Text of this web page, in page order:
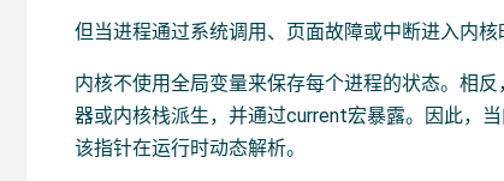
但当进程通过系统调用、页面故障或中断进入内
内核不使用全局变量来保存每个进程的状态。相
器或内核栈派生，并通过current宏暴露。因此，
该指针在运行时动态解析。